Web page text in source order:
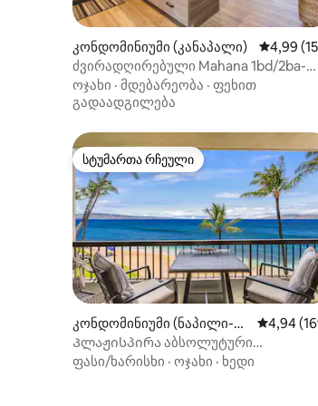
კონდომინიუმი (კანაპალი) საშუალო
4,99
ძვირადღირებული Mahana 1bd/2ba-
ულამაზესი ხედები-უფასო პარკი/WiFi
ოჯახი · მდებარეობა · ფეხით
გადაადგილება
სტუმართა რჩეული
სტუმართა რჩეული
კონდომინიუმი (ნაპილი-ჰ
ონოკოვაი)
საშუალო
4,94
Პლაჟისპირა აბსოლუტური
რაოდენობა მილიონნახევრიანი
ფასი/ხარისხი · ოჯახი · ხედი